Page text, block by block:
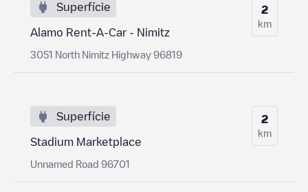
Superfície
Alamo Rent-A-Car - Nimitz
3051 North Nimitz Highway 96819
2
km
Superfície
Stadium Marketplace
Unnamed Road 96701
2
km